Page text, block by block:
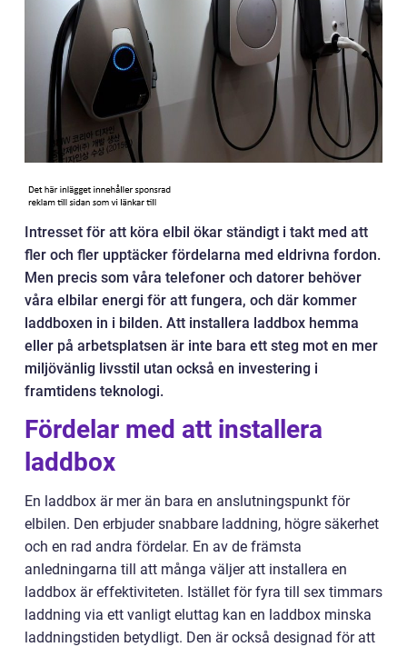
Intresset för att köra elbil ökar ständigt i takt med att
fler och fler upptäcker fördelarna med eldrivna fordon.
Men precis som våra telefoner och datorer behöver
våra elbilar energi för att fungera, och där kommer
laddboxen in i bilden. Att installera laddbox hemma
eller på arbetsplatsen är inte bara ett steg mot en mer
miljövänlig livsstil utan också en investering i
framtidens teknologi.
Fördelar med att installera
laddbox
En laddbox är mer än bara en anslutningspunkt för
elbilen. Den erbjuder snabbare laddning, högre säkerhet
och en rad andra fördelar. En av de främsta
anledningarna till att många väljer att installera en
laddbox är effektiviteten. Istället för fyra till sex timmars
laddning via ett vanligt eluttag kan en laddbox minska
laddningstiden betydligt. Den är också designad för att